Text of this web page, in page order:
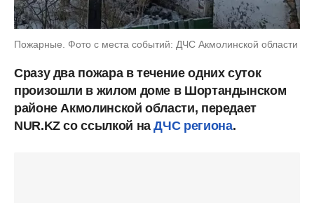
Пожарные. Фото с места событий: ДЧС Акмолинской области
Сразу два пожара в течение одних суток
произошли в жилом доме в Шортандынском
районе Акмолинской области, передает
NUR.KZ со ссылкой наДЧС региона.